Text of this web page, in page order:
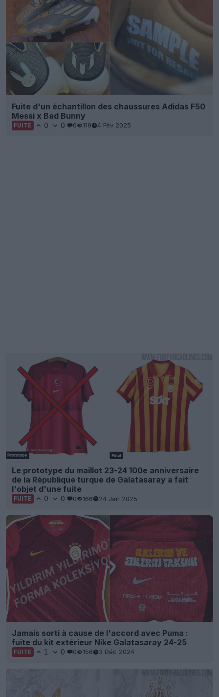
Fuite d'un échantillon des chaussures Adidas F50
Messi x Bad Bunny
FUITE 0 0 0 119 4 Fév 2025
Le prototype du maillot 23-24 100e anniversaire
de la République turque de Galatasaray a fait
l'objet d'une fuite
FUITE 0 0 0 166 24 Jan 2025
Jamais sorti à cause de l'accord avec Puma :
fuite du kit extérieur Nike Galatasaray 24-25
FUITE 1 0 0 156 3 Déc 2024